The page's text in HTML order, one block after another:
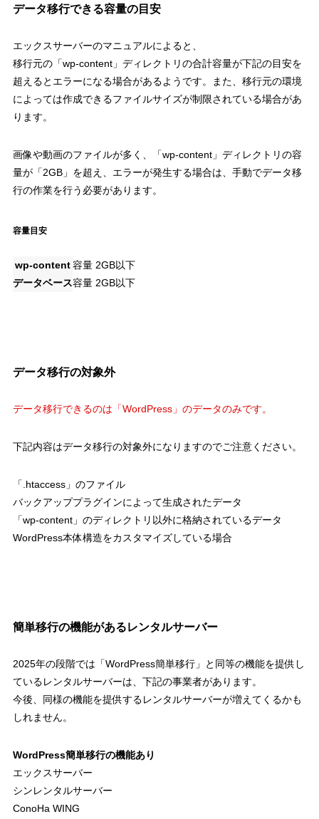
データ移行できる容量の目安
エックスサーバーのマニュアルによると、
移行元の「wp-content」ディレクトリの合計容量が下記の目安を
超えるとエラーになる場合があるようです。また、移行元の環境
によっては作成できるファイルサイズが制限されている場合があ
ります。
画像や動画のファイルが多く、「wp-content」ディレクトリの容
量が「2GB」を超え、エラーが発生する場合は、手動でデータ移
行の作業を行う必要があります。
容量目安
wp-content容量 2GB以下
データベース容量 2GB以下
データ移行の対象外
データ移行できるのは「WordPress」のデータのみです。
下記内容はデータ移行の対象外になりますのでご注意ください。
「.htaccess」のファイル
バックアッププラグインによって生成されたデータ
「wp-content」のディレクトリ以外に格納されているデータ
WordPress本体構造をカスタマイズしている場合
簡単移行の機能があるレンタルサーバー
2025年の段階では「WordPress簡単移行」と同等の機能を提供し
ているレンタルサーバーは、下記の事業者があります。
今後、同様の機能を提供するレンタルサーバーが増えてくるかも
しれません。
WordPress簡単移行の機能あり
エックスサーバー
シンレンタルサーバー
ConoHa WING